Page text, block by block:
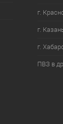
г.
г.
г.
ПВЗ в